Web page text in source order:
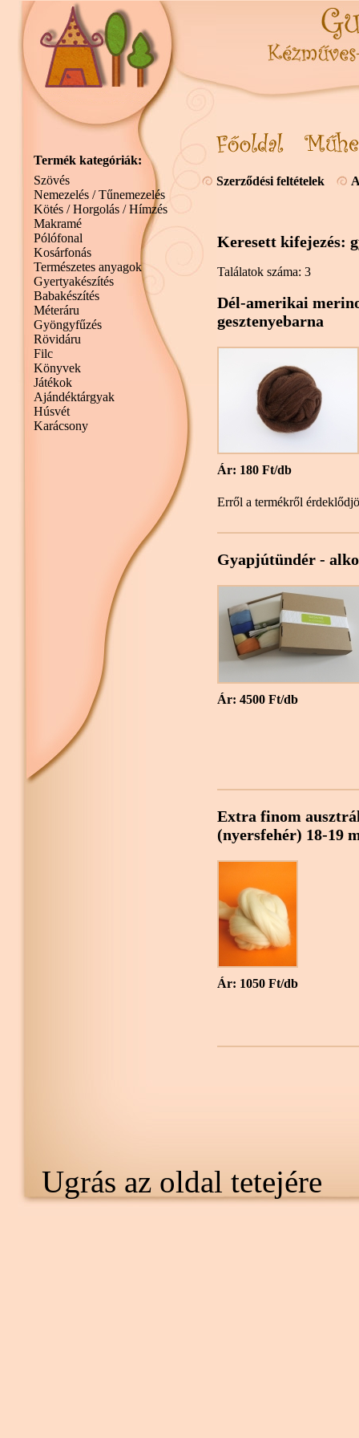
Szerződési feltételek
Keresett kifejezés:
Találatok száma: 3
Dél-amerikai
gesztenyebarna
Ár: 180 Ft/db
Erről a termékről
Gyapjútündér -
Ár: 4500 Ft/db
Extra finom
(nyersfehér) 18-19
Ár: 1050 Ft/db
Termék kategóriák:
Szövés
Nemezelés / Tűnemezelés
Kötés / Horgolás / Hímzés
Makramé
Pólófonal
Kosárfonás
Természetes anyagok
Gyertyakészítés
Babakészítés
Méteráru
Gyöngyfűzés
Rövidáru
Filc
Könyvek
Játékok
Ajándéktárgyak
Húsvét
Karácsony
Ugrás az oldal tetejére